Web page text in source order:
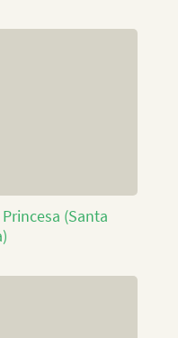
(Santa